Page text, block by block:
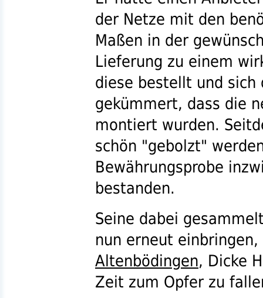
der Netze mit den
Maßen in der
Lieferung zu einem
diese bestellt und sich
gekümmert, dass die
montiert wurden.
schön "gebolzt"
Bewährungsprobe
bestanden.
Seine dabei
nun erneut
Altenbödingen, Dicke
Zeit zum Opfer zu